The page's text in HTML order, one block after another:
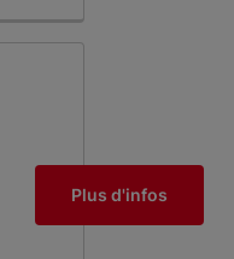
Plus d'infos